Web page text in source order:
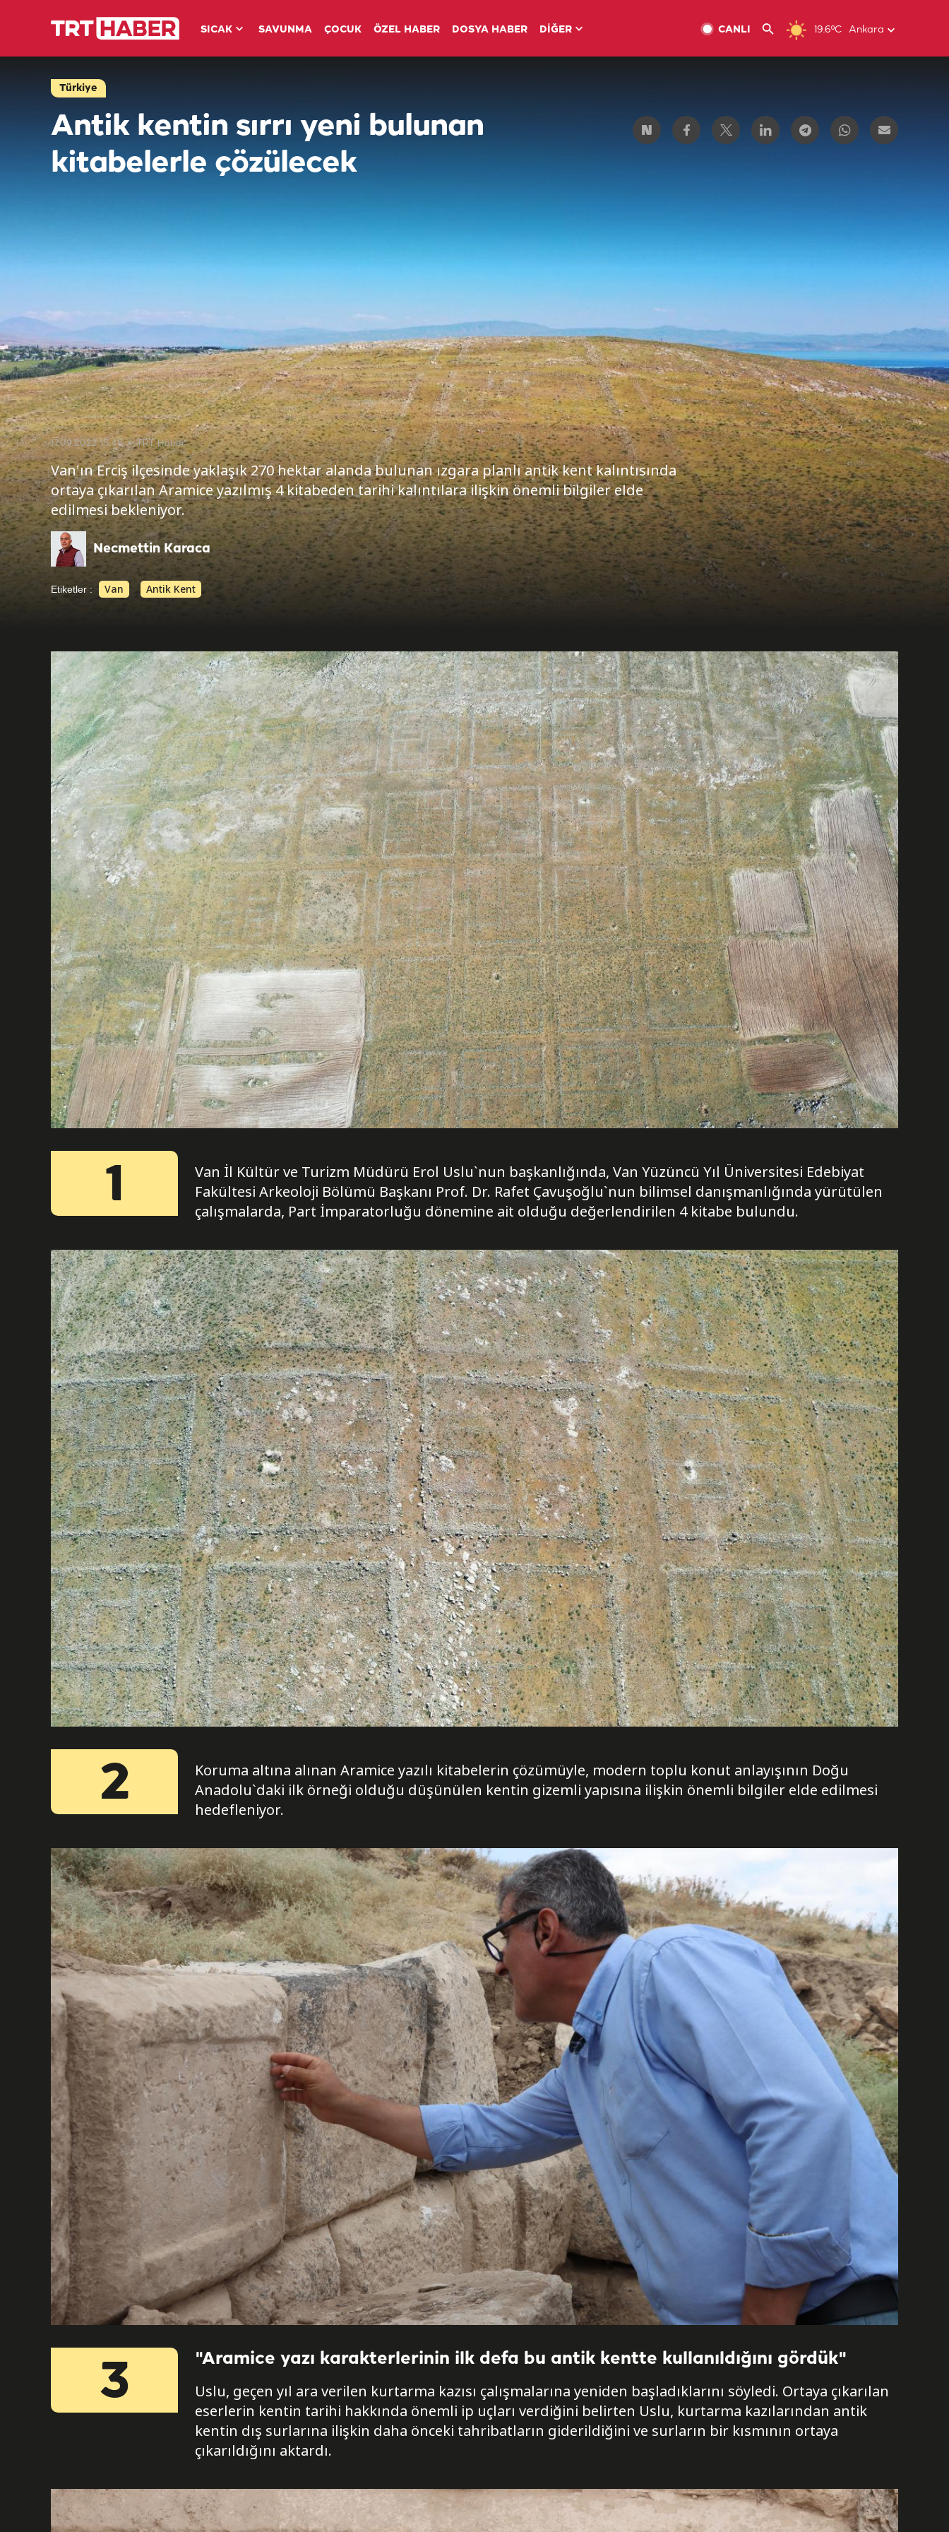
SICAK SAVUNMA ÇOCUK ÖZEL HABER DOSYA HABER DİĞER 19.6ºC Ankara
CANLI
Türkiye
Antik kentin sırrı yeni bulunan
kitabelerle çözülecek
17.09.2022 15:46 TRT Haber
Van'ın Erciş ilçesinde yaklaşık 270 hektar alanda bulunan ızgara planlı antik kent kalıntısında
ortaya çıkarılan Aramice yazılmış 4 kitabeden tarihi kalıntılara ilişkin önemli bilgiler elde
edilmesi bekleniyor.
Necmettin Karaca
Etiketler : Van Antik Kent
1
Van İl Kültür ve Turizm Müdürü Erol Uslu`nun başkanlığında, Van Yüzüncü Yıl Üniversitesi Edebiyat
Fakültesi Arkeoloji Bölümü Başkanı Prof. Dr. Rafet Çavuşoğlu`nun bilimsel danışmanlığında yürütülen
çalışmalarda, Part İmparatorluğu dönemine ait olduğu değerlendirilen 4 kitabe bulundu.
2
Koruma altına alınan Aramice yazılı kitabelerin çözümüyle, modern toplu konut anlayışının Doğu
Anadolu`daki ilk örneği olduğu düşünülen kentin gizemli yapısına ilişkin önemli bilgiler elde edilmesi
hedefleniyor.
3 "Aramice yazı karakterlerinin ilk defa bu antik kentte kullanıldığını gördük"
Uslu, geçen yıl ara verilen kurtarma kazısı çalışmalarına yeniden başladıklarını söyledi. Ortaya çıkarılan
eserlerin kentin tarihi hakkında önemli ip uçları verdiğini belirten Uslu, kurtarma kazılarından antik
kentin dış surlarına ilişkin daha önceki tahribatların giderildiğini ve surların bir kısmının ortaya
çıkarıldığını aktardı.